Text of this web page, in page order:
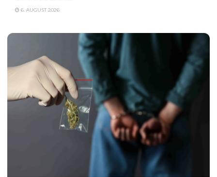
6. AUGUST 2026